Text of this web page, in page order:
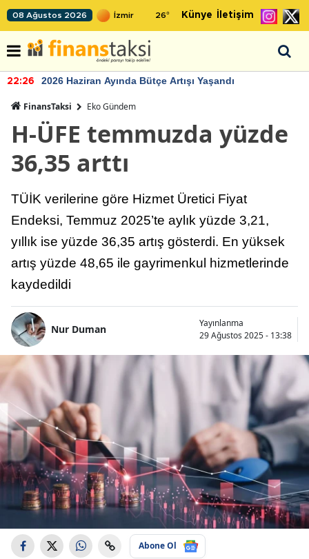
08 Ağustos 2026 26° Künye İletişim
22:26 2026 Haziran Ayında Bütçe Artışı Yaşandı
FinansTaksi Eko Gündem
H-ÜFE temmuzda yüzde
36,35 arttı
TÜİK verilerine göre Hizmet Üretici Fiyat
Endeksi, Temmuz 2025’te aylık yüzde 3,21,
yıllık ise yüzde 36,35 artış gösterdi. En yüksek
artış yüzde 48,65 ile gayrimenkul hizmetlerinde
kaydedildi
Nur Duman
Yayınlanma
29 Ağustos 2025 - 13:38
Abone Ol